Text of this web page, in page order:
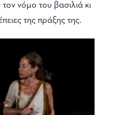
νόμο του βασιλιά κι
της πράξης της.